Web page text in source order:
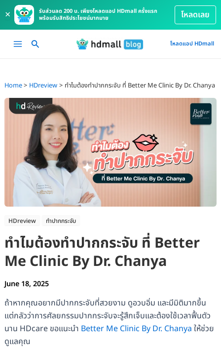
×
รับส่วนลด 200 บ. เพียงโหลดแอป HDmall ครั้งแรก
พร้อมรับสิทธิประโยชน์มากมาย
โหลดเลย
Main
โหลดแอป HDmall
Home HDreview ทำไมต้องทำปากกระจับ ที่ Better Me Clinic By Dr. Chanya
HDreview ทำปากกระจับ
ทำไมต้องทำปากกระจับ ที่ Better
Me Clinic By Dr. Chanya
June 18, 2025
ถ้าหากคุณอยากมีปากกระจับที่สวยงาม ดูอวบอิ่ม และมีมิติมากขึ้น
แต่กลัวว่าการศัลยกรรมปากกระจับจะรู้สึกเจ็บและต้องใช้เวลาฟื้นตัว
นาน HDcare ขอแนะนำ Better Me Clinic By Dr. Chanya ให้ช่วย
ดูแลคุณ